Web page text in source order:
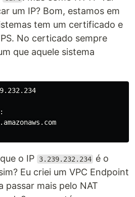
um IP? Bom, estamos em
tem um certificado e
No certicado sempre
que aquele sistema
o IP 3.239.232.234 é o
Eu criei um VPC Endpoint
passar mais pelo NAT